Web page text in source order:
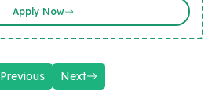
Apply Now
Previous Next